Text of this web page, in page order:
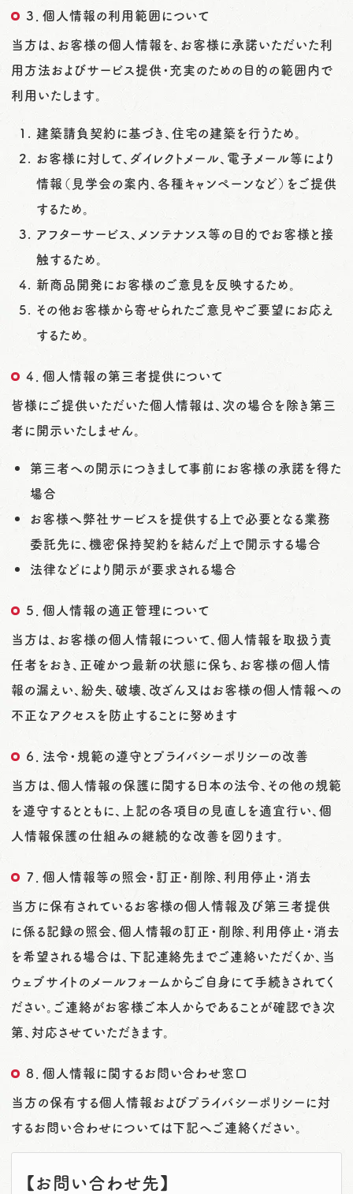
３．個人情報の利用範囲について
当方は、お客様の個人情報を、お客様に承諾いただいた利
用方法およびサービス提供・充実のための目的の範囲内で
利用いたします。
建築請負契約に基づき、住宅の建築を行うため。
お客様に対して、ダイレクトメール、電子メール等により
情報（見学会の案内、各種キャンペーンなど）をご提供
するため。
アフターサービス、メンテナンス等の目的でお客様と接
触するため。
新商品開発にお客様のご意見を反映するため。
その他お客様から寄せられたご意見やご要望にお応え
するため。
４．個人情報の第三者提供について
皆様にご提供いただいた個人情報は、次の場合を除き第三
者に開示いたしません。
第三者への開示につきまして事前にお客様の承諾を得た
場合
お客様へ弊社サービスを提供する上で必要となる業務
委託先に、機密保持契約を結んだ上で開示する場合
法律などにより開示が要求される場合
５．個人情報の適正管理について
当方は、お客様の個人情報について、個人情報を取扱う責
任者をおき、正確かつ最新の状態に保ち、お客様の個人情
報の漏えい、紛失、破壊、改ざん又はお客様の個人情報への
不正なアクセスを防止することに努めます
６．法令・規範の遵守とプライバシーポリシーの改善
当方は、個人情報の保護に関する日本の法令、その他の規範
を遵守するとともに、上記の各項目の見直しを適宜行い、個
人情報保護の仕組みの継続的な改善を図ります。
７．個人情報等の照会・訂正・削除、利用停止・消去
当方に保有されているお客様の個人情報及び第三者提供
に係る記録の照会、個人情報の訂正・削除、利用停止・消去
を希望される場合は、下記連絡先までご連絡いただくか、当
ウェブサイトのメールフォームからご自身にて手続きされてく
ださい。ご連絡がお客様ご本人からであることが確認でき次
第、対応させていただきます。
８．個人情報に関するお問い合わせ窓口
当方の保有する個人情報およびプライバシーポリシーに対
するお問い合わせについては下記へご連絡ください。
【お問い合わせ先】